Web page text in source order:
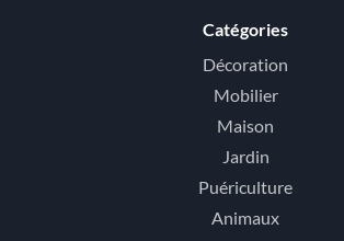
Catégories
Décoration
Mobilier
Maison
Jardin
Puériculture
Animaux